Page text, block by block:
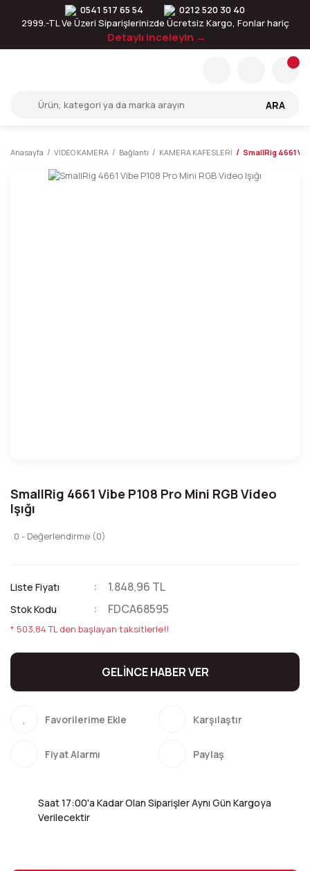
0541 517 65 54
0212 520 30 40
2999.-TL Ve Üzeri Siparişlerinizde Ücretsiz Kargo, Fonlar hariç
Detaylı inceleyin →
ARA
Anasayfa VİDEO KAMERA Bağlantı KAMERA KAFESLERİ SmallRig 4661
SmallRig 4661 Vibe P108 Pro Mini RGB Video
Işığı
0 - Değerlendirme (0)
Liste Fiyatı 1.848,96 TL
Stok Kodu FDCA68595
* 503,84 TL den başlayan taksitlerle!!
GELİNCE HABER VER
Karşılaştır
Fiyat Alarmı Paylaş
Saat 17:00'a Kadar Olan Siparişler Aynı Gün Kargoya
Verilecektir